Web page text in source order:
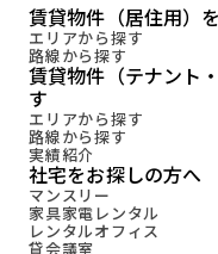
賃貸物件（居住用）
エリアから探す
路線から探す
賃貸物件（テナント
す
エリアから探す
路線から探す
実績紹介
社宅をお探しの方へ
マンスリー
家具家電レンタル
レンタルオフィス
貸会議室